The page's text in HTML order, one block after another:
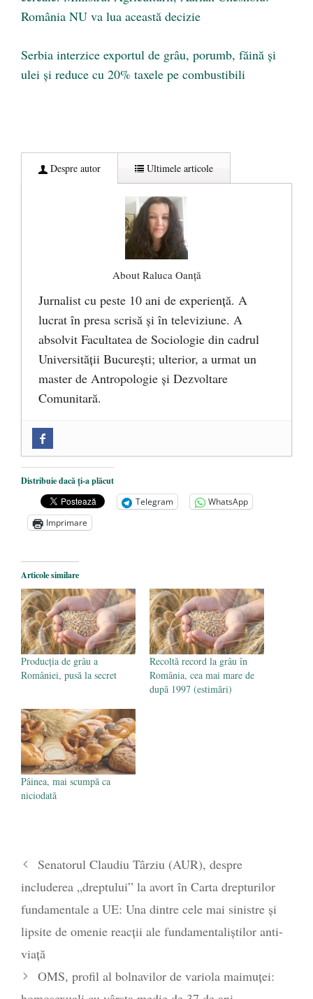
România NU va lua această decizie
Serbia interzice exportul de grâu, porumb, făină şi
ulei și reduce cu 20% taxele pe combustibili
Despre autor Ultimele articole
About Raluca Oanță
Jurnalist cu peste 10 ani de experiență. A
lucrat în presa scrisă și în televiziune. A
absolvit Facultatea de Sociologie din cadrul
Universității București; ulterior, a urmat un
master de Antropologie și Dezvoltare
Comunitară.
Mănăstirea „Sfânta Ana” Rohia. Părintele
Nicolae Steinhardt, comemorat la 102 ani
de la naștere - 29 iulie 2024
„Carnea cultivată” în laborator, tot mai
comercializare în UE
Părintele mărturisitor Constantin
Voicescu, pomenit, duminică, la
Mănăstirea Cernica - 27 iulie 2024
Distribuie dacă ți-a plăcut
Telegram
WhatsApp
Imprimare
Articole similare
Producția de grâu a
României, pusă la secret
Recoltă record la grâu în
România, cea mai mare de
după 1997 (estimări)
Pâinea, mai scumpă ca
niciodată
Senatorul Claudiu Târziu (AUR), despre
includerea „dreptului” la avort în Carta drepturilor
fundamentale a UE: Una dintre cele mai sinistre și
lipsite de omenie reacții ale fundamentaliștilor anti-
viață
OMS, profil al bolnavilor de variola maimuței: